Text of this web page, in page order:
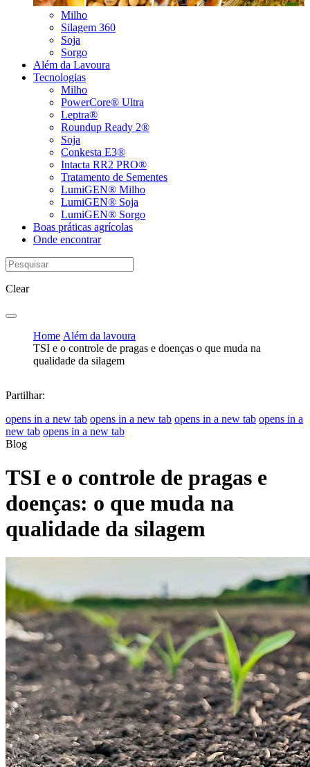
Milho
Silagem 360
Soja
Sorgo
Além da Lavoura
Tecnologias
Milho
PowerCore® Ultra
Leptra®
Roundup Ready 2®
Soja
Conkesta E3®
Intacta RR2 PRO®
Tratamento de Sementes
LumiGEN® Milho
LumiGEN® Soja
LumiGEN® Sorgo
Boas práticas agrícolas
Onde encontrar
Clear
Home Além da lavoura
TSI e o controle de pragas e doenças o que muda na
qualidade da silagem
Partilhar:
opens in a new tab opens in a new tab opens in a new tab opens in a
new tab opens in a new tab
Blog
TSI e o controle de pragas e
doenças: o que muda na
qualidade da silagem